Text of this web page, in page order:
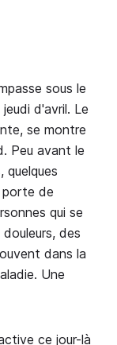
sous le
d'avril. Le
se montre
Peu avant le
quelques
de
qui se
des
dans la
Une
ce jour-là